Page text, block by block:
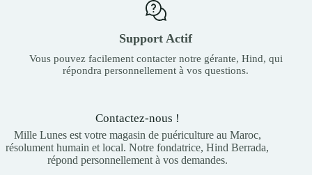
Support Actif
Vous pouvez facilement contacter notre gérante, Hind, qui
répondra personnellement à vos questions.
Contactez-nous !
Mille Lunes est votre magasin de puériculture au Maroc,
résolument humain et local. Notre fondatrice, Hind Berrada,
répond personnellement à vos demandes.